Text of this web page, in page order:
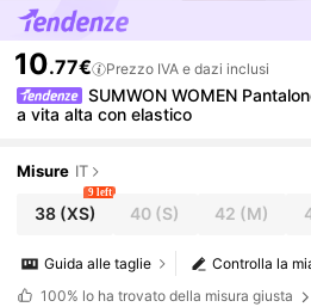
10.77€ Prezzo IVA e dazi inclusi
SUMWON WOMEN
a vita alta con elastico
Misure IT
38(XS)
9 left
40 (S) 42 (M)
Controlla la
Guida alle taglie
100% lo ha trovato della misura giusta